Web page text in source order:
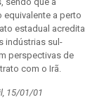
equivalente a perto
estadual acredita
indústrias sul-
perspectivas de
com o Irã.
15/01/01